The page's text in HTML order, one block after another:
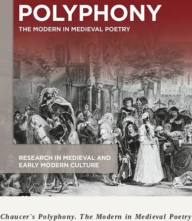
Chaucer's Polyphony. The Modern in Medieval Poetry